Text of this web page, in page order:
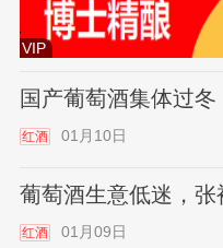
VIP
国产葡萄酒集体过冬
红酒 01月10日
葡萄酒生意低迷，
红酒 01月09日